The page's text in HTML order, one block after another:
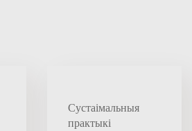
Сустаімальныя
практыкі